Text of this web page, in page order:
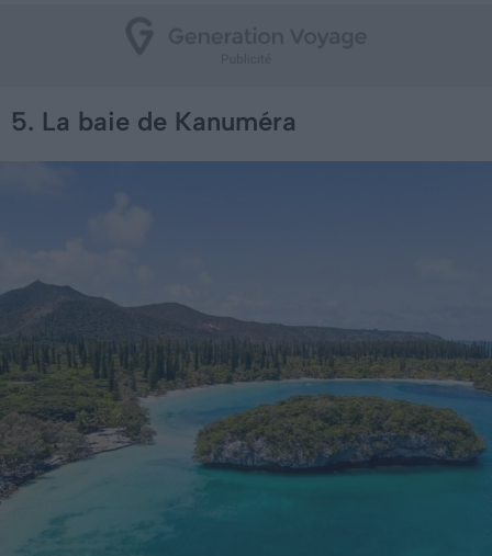
5. La baie de Kanuméra